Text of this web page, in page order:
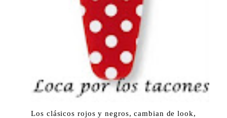
Los clásicos rojos y negros, cambian de look,